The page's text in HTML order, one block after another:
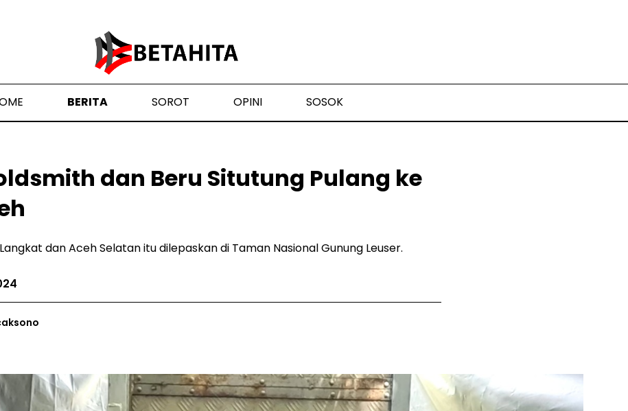
BERITA SOROT OPINI SOSOK
dan Beru Situtung Pulang ke
dan Aceh Selatan itu dilepaskan di Taman Nasional Gunung Leuser.